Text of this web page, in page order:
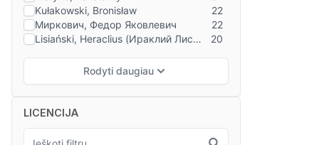
LICENCIJA